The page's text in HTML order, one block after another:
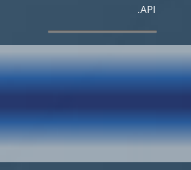
API.